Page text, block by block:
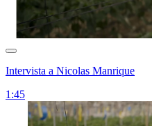
Intervista a Nicolas Manrique
1:45